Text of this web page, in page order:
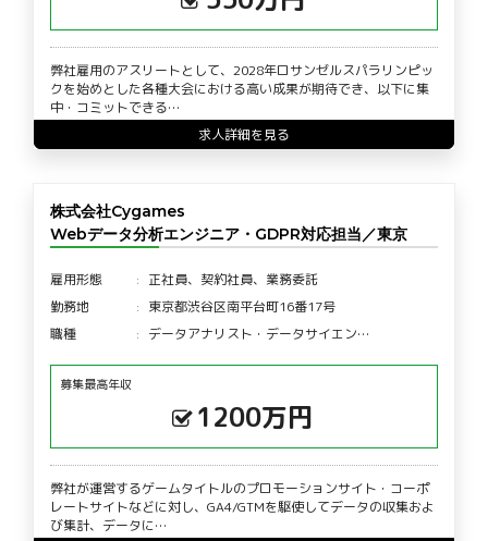
弊社雇用のアスリートとして、2028年ロサンゼルスパラリンピッ
クを始めとした各種大会における高い成果が期待でき、以下に集
中・コミットできる…
求人詳細を見る
株式会社Cygames
Webデータ分析エンジニア・GDPR対応担当／東京
雇用形態
正社員、契約社員、業務委託
勤務地
東京都渋谷区南平台町16番17号
職種
データアナリスト・データサイエン…
募集最高年収
1200万円
弊社が運営するゲームタイトルのプロモーションサイト・コーポ
レートサイトなどに対し、GA4/GTMを駆使してデータの収集およ
び集計、データに…